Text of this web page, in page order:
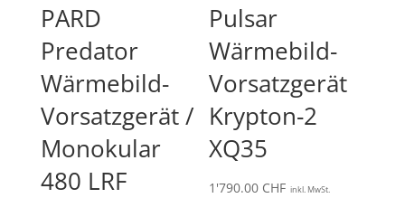
PARD
Predator
Wärmebild-
Vorsatzgerät /
Monokular
480 LRF
Pulsar
Wärmebild-
Vorsatzgerät
Krypton-2
XQ35
1'790.00 CHF inkl. MwSt.